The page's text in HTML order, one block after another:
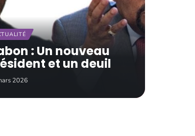
: Un nouveau
et un deuil
2026